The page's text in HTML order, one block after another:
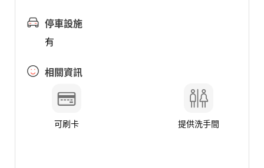
停車設施
有
相關資訊
可刷卡 提供洗手間